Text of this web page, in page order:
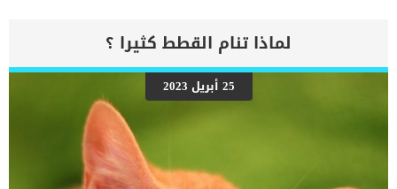
المساء .. ما الحل ؟ هذا التطور السريع يجعل الملاك ينشغلون ويركزون
على ما يفعله جروهم عندما يكونون مستيقظين. هذا التركيز يدفعهم الى
أن ينسوا أن النوم الجيد والمتكرر وغير المضطرب أمر حيوي بنفس القدر
لنموهم البدني والعقلي والعاطفي. ما هو المكان المناسب لنوم الجرو ؟
عندما تتبنى جروا لاول مرة فأعلم انك أخذته من امه واخواته وانه بحاجة
الى الدعم النفسى والاهتمام, فلا يجب ان تتركه بمفرد فى غفه مظلمة
يبكى حتى ينام. يجب أن تكون الليالي القليلة الأولى حول مساعدة جروك
الجديد على الاستقرار والشعور بالأمان والبدء في الارتباط بك. كما […]
لماذا تنام القطط كثيرا ؟
25 أبريل 2023